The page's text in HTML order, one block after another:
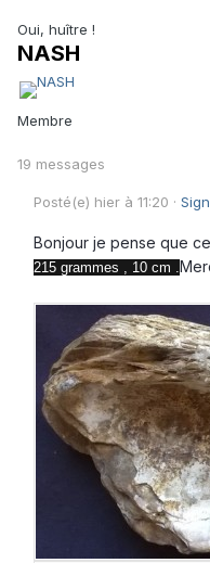
Oui, huître !
NASH
Membre
19 messages
Posté(e) hier à 11:20 ·
Bonjour je pense que
215 grammes , 10 cm .